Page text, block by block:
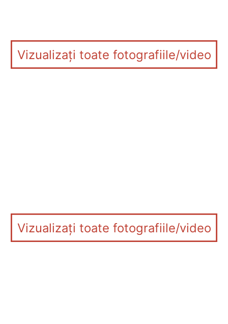
Vizualizați toate fotografiile/video
Vizualizați toate fotografiile/video